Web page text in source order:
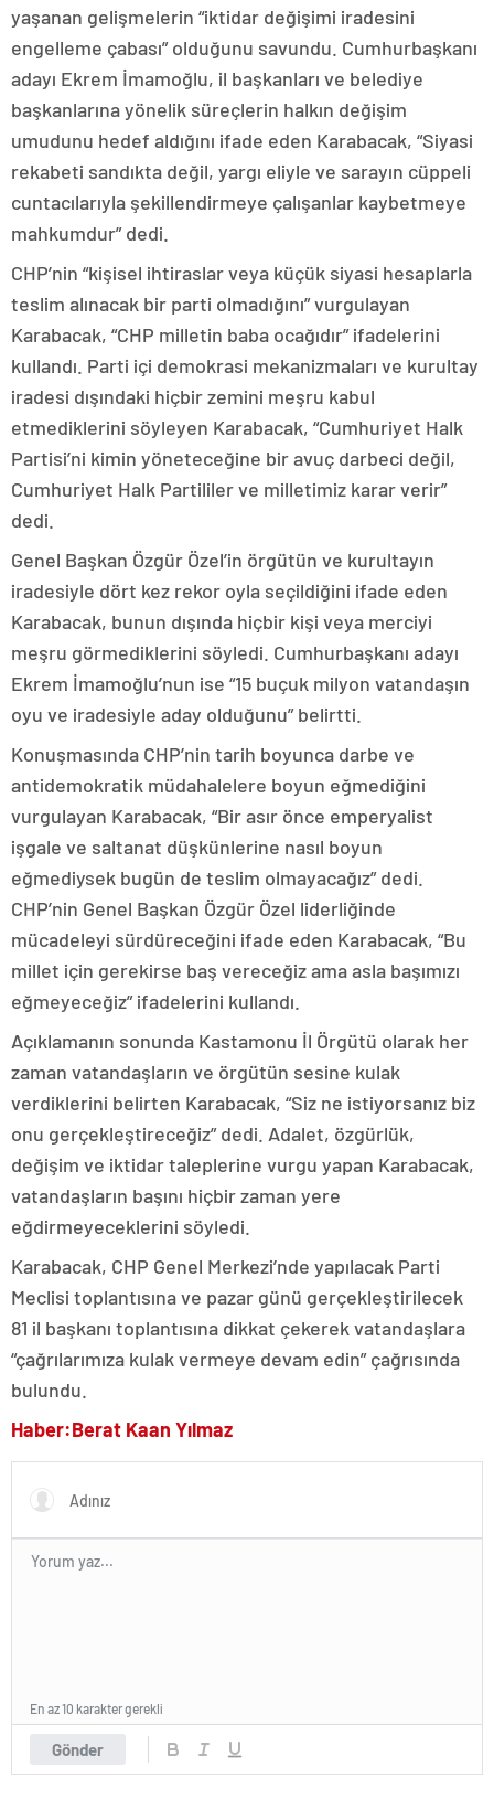
yaşanan gelişmelerin “iktidar değişimi iradesini
engelleme çabası” olduğunu savundu. Cumhurbaşkanı
adayı Ekrem İmamoğlu, il başkanları ve belediye
başkanlarına yönelik süreçlerin halkın değişim
umudunu hedef aldığını ifade eden Karabacak, “Siyasi
rekabeti sandıkta değil, yargı eliyle ve sarayın cüppeli
cuntacılarıyla şekillendirmeye çalışanlar kaybetmeye
mahkumdur” dedi.
CHP’nin “kişisel ihtiraslar veya küçük siyasi hesaplarla
teslim alınacak bir parti olmadığını” vurgulayan
Karabacak, “CHP milletin baba ocağıdır” ifadelerini
kullandı. Parti içi demokrasi mekanizmaları ve kurultay
iradesi dışındaki hiçbir zemini meşru kabul
etmediklerini söyleyen Karabacak, “Cumhuriyet Halk
Partisi’ni kimin yöneteceğine bir avuç darbeci değil,
Cumhuriyet Halk Partililer ve milletimiz karar verir”
dedi.
Genel Başkan Özgür Özel’in örgütün ve kurultayın
iradesiyle dört kez rekor oyla seçildiğini ifade eden
Karabacak, bunun dışında hiçbir kişi veya merciyi
meşru görmediklerini söyledi. Cumhurbaşkanı adayı
Ekrem İmamoğlu’nun ise “15 buçuk milyon vatandaşın
oyu ve iradesiyle aday olduğunu” belirtti.
Konuşmasında CHP’nin tarih boyunca darbe ve
antidemokratik müdahalelere boyun eğmediğini
vurgulayan Karabacak, “Bir asır önce emperyalist
işgale ve saltanat düşkünlerine nasıl boyun
eğmediysek bugün de teslim olmayacağız” dedi.
CHP’nin Genel Başkan Özgür Özel liderliğinde
mücadeleyi sürdüreceğini ifade eden Karabacak, “Bu
millet için gerekirse baş vereceğiz ama asla başımızı
eğmeyeceğiz” ifadelerini kullandı.
Açıklamanın sonunda Kastamonu İl Örgütü olarak her
zaman vatandaşların ve örgütün sesine kulak
verdiklerini belirten Karabacak, “Siz ne istiyorsanız biz
onu gerçekleştireceğiz” dedi. Adalet, özgürlük,
değişim ve iktidar taleplerine vurgu yapan Karabacak,
vatandaşların başını hiçbir zaman yere
eğdirmeyeceklerini söyledi.
Karabacak, CHP Genel Merkezi’nde yapılacak Parti
Meclisi toplantısına ve pazar günü gerçekleştirilecek
81 il başkanı toplantısına dikkat çekerek vatandaşlara
“çağrılarımıza kulak vermeye devam edin” çağrısında
bulundu.
Haber:Berat Kaan Yılmaz
Gönder
En az 10 karakter gerekli